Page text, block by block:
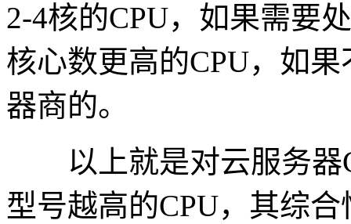
2-4核的CPU，如果需要
核心数更高的CPU，如
器商的。
以上就是对云服务器
型号越高的CPU，其综